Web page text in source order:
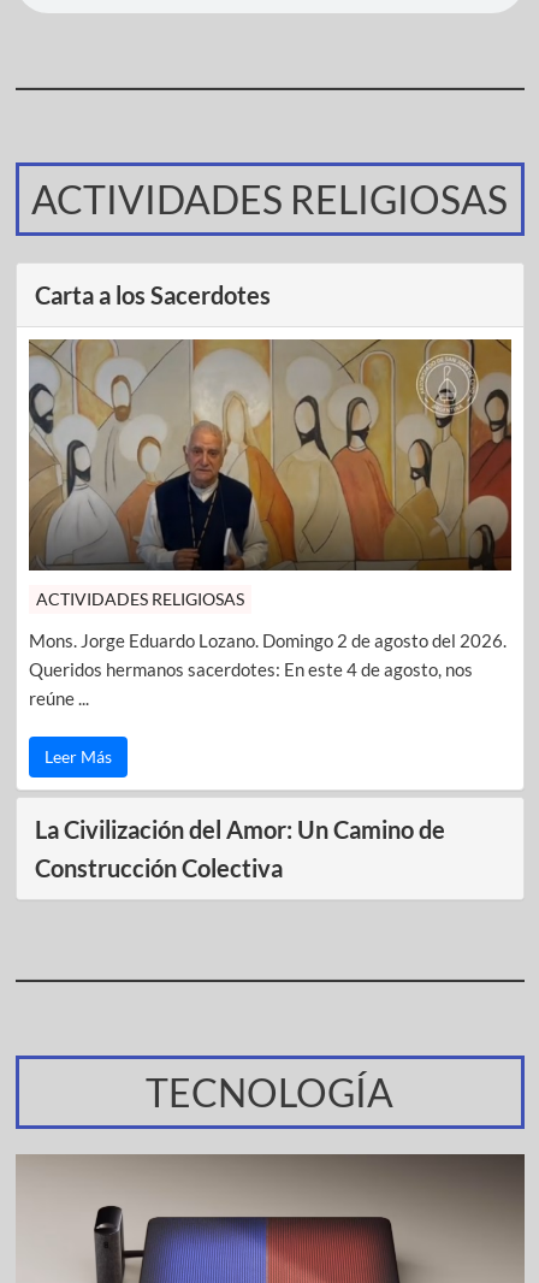
ACTIVIDADES RELIGIOSAS
Carta a los Sacerdotes
ACTIVIDADES RELIGIOSAS
Mons. Jorge Eduardo Lozano. Domingo 2 de agosto del 2026.
Queridos hermanos sacerdotes: En este 4 de agosto, nos
reúne ...
Leer Más
La Civilización del Amor: Un Camino de
Construcción Colectiva
TECNOLOGÍA